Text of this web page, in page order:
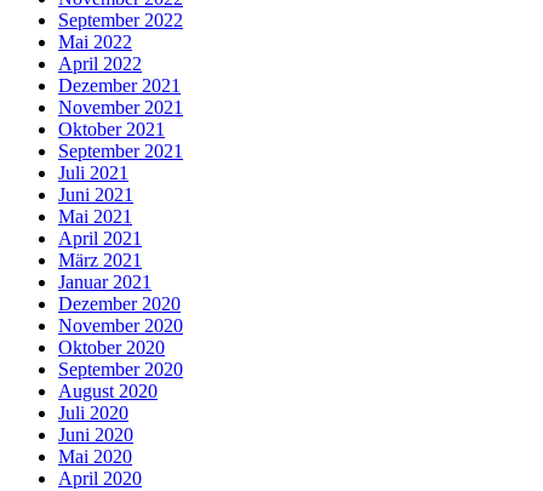
September 2022
Mai 2022
April 2022
Dezember 2021
November 2021
Oktober 2021
September 2021
Juli 2021
Juni 2021
Mai 2021
April 2021
März 2021
Januar 2021
Dezember 2020
November 2020
Oktober 2020
September 2020
August 2020
Juli 2020
Juni 2020
Mai 2020
April 2020